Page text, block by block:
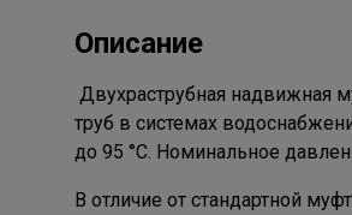
Описание
Двухраструбная надвижная
труб в системах
до 95 °С. Номинальное
В отличие от стандартной